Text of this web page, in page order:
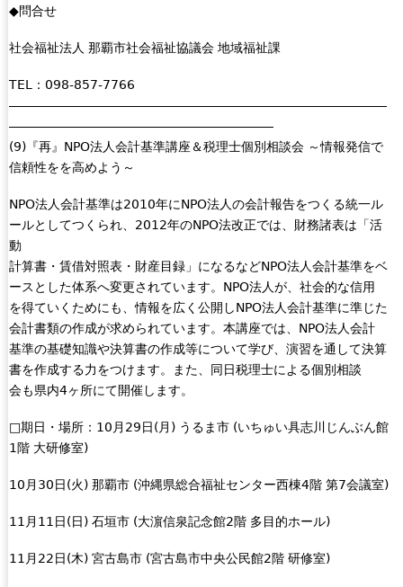
◆問合せ
社会福祉法人 那覇市社会福祉協議会 地域福祉課
TEL：098-857-7766
――――――――――――――――――――――――――――――
―――――――――――――――――――――
(9)『再』NPO法人会計基準講座＆税理士個別相談会 ～情報発信で
信頼性をを高めよう～
NPO法人会計基準は2010年にNPO法人の会計報告をつくる統一ル
ールとしてつくられ、2012年のNPO法改正では、財務諸表は「活
動
計算書・賃借対照表・財産目録」になるなどNPO法人会計基準をベ
ースとした体系へ変更されています。NPO法人が、社会的な信用
を得ていくためにも、情報を広く公開しNPO法人会計基準に準じた
会計書類の作成が求められています。本講座では、NPO法人会計
基準の基礎知識や決算書の作成等について学び、演習を通して決算
書を作成する力をつけます。また、同日税理士による個別相談
会も県内4ヶ所にて開催します。
□期日・場所：10月29日(月) うるま市 (いちゅい具志川じんぶん館
1階 大研修室)
10月30日(火) 那覇市 (沖縄県総合福祉センター西棟4階 第7会議室)
11月11日(日) 石垣市 (大濵信泉記念館2階 多目的ホール)
11月22日(木) 宮古島市 (宮古島市中央公民館2階 研修室)